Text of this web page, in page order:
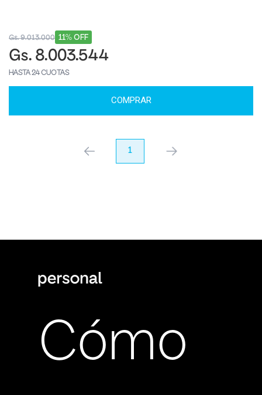
11% OFF
Gs. 9.013.000
Gs. 8.003.544
HASTA 24 CUOTAS
COMPRAR
anterior 1 próximo
Cómo